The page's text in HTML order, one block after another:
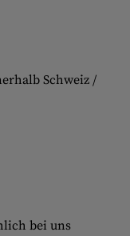
Schweiz /
bei uns